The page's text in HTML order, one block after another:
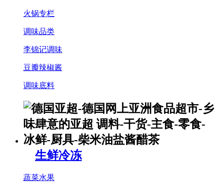
火锅专栏
调味品类
李锦记调味
豆瓣辣椒酱
调味底料
生鲜冷冻
蔬菜水果